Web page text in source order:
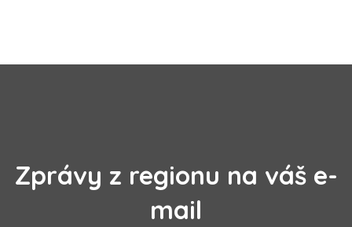
Zprávy z regionu na váš e-
mail